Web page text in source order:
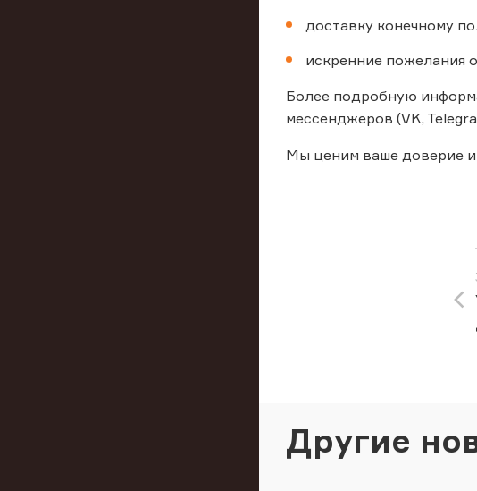
доставку конечному
искренние пожелания
Более подробную
мессенджеров (VK,
Мы ценим ваше доверие
Другие